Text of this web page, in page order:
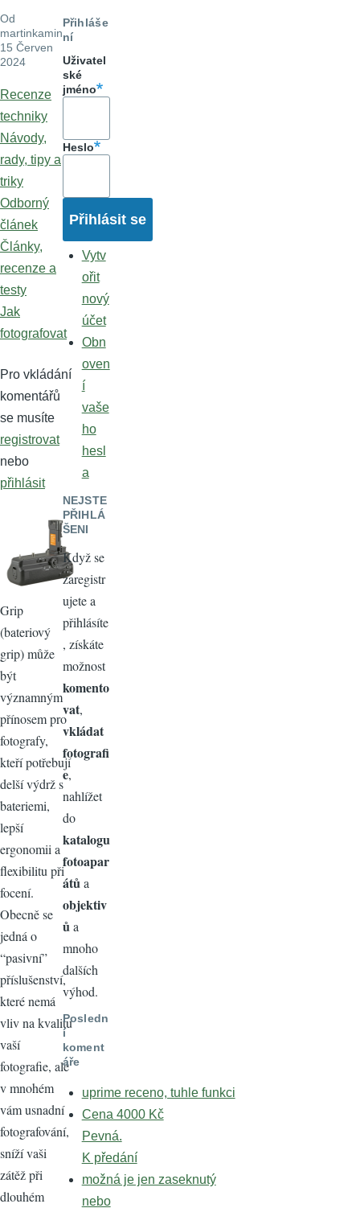
Od
martinkamin,
15 Červen
2024
Recenze
techniky
Návody,
rady, tipy a
triky
Odborný
článek
Články,
recenze a
testy
Jak
fotografovat
Pro vkládání
komentářů
se musíte
registrovat
nebo
přihlásit
Grip
(bateriový
grip) může
být
významným
přínosem pro
fotografy,
kteří potřebují
delší výdrž s
bateriemi,
lepší
ergonomii a
flexibilitu při
focení.
Obecně se
jedná o
“pasivní”
příslušenství,
které nemá
vliv na kvalitu
vaší
fotografie, ale
v mnohém
vám usnadní
fotografování,
sníží vaši
zátěž při
dlouhém
Přihláše
ní
Uživatel
ské
jméno
Heslo
Vytv
ořit
nový
účet
Obn
oven
í
vaše
ho
hesl
a
NEJSTE
PŘIHLÁ
ŠENI
Když se
zaregistr
ujete a
přihlásíte
, získáte
možnost
komento
vat,
vkládat
fotografi
e,
nahlížet
do
katalogu
fotoapar
átů a
objektiv
ů a
mnoho
dalších
výhod.
Posledn
í
koment
áře
uprime receno, tuhle funkci
Cena 4000 Kč
Pevná.
K předání
možná je jen zaseknutý
nebo